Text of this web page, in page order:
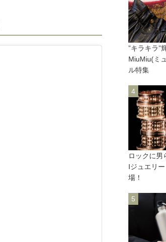
”キラキラ
MiuMiu(ミ
ル特集
ロックに男
Iジュエリ
場！